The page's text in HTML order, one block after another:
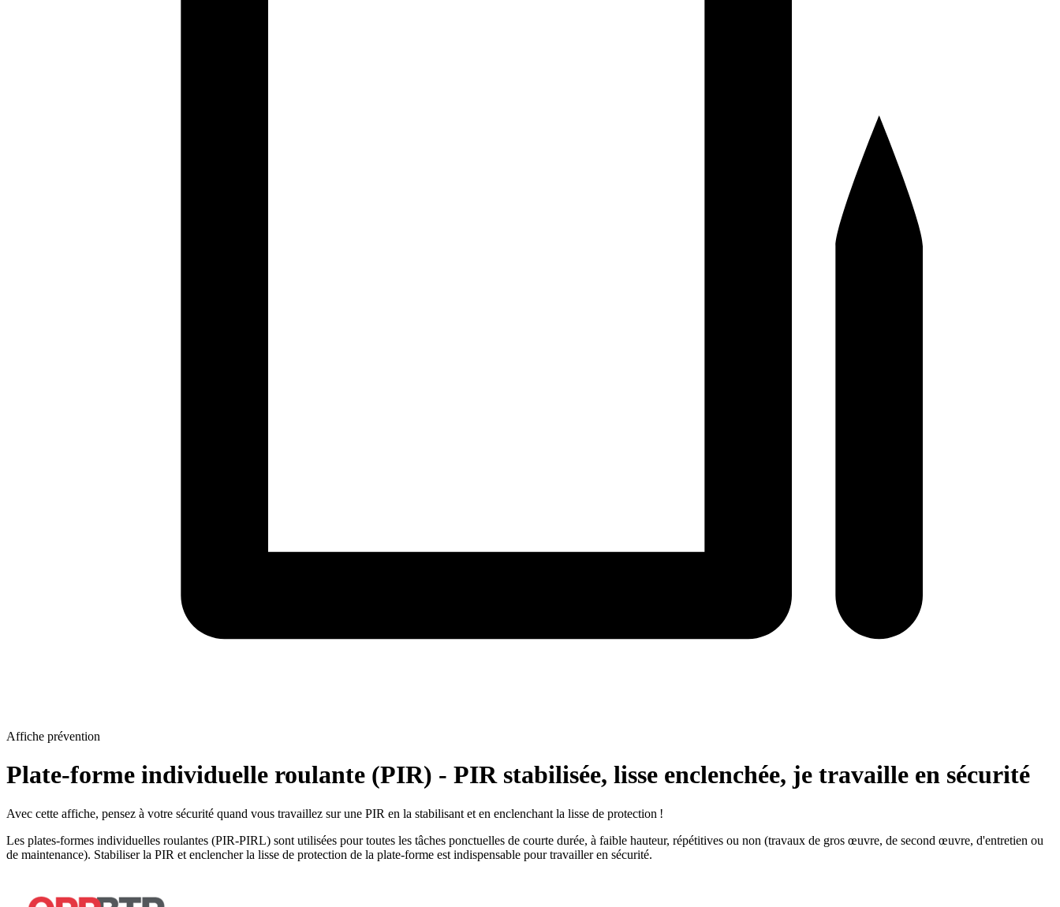
Affiche prévention
Plate-forme individuelle roulante (PIR) - PIR stabilisée, lisse enclenchée, je travaille en sécurité
Avec cette affiche, pensez à votre sécurité quand vous travaillez sur une PIR en la stabilisant et en enclenchant la lisse de protection !
​Les plates-formes individuelles roulantes (PIR-PIRL) sont utilisées pour toutes les tâches ponctuelles de courte durée, à faible hauteur, répétitives ou non (travaux de gros œuvre, de second œuvre, d'entretien ou
de maintenance). Stabiliser la PIR et enclencher la lisse de protection de la plate-forme est indispensable pour travailler en sécurité.